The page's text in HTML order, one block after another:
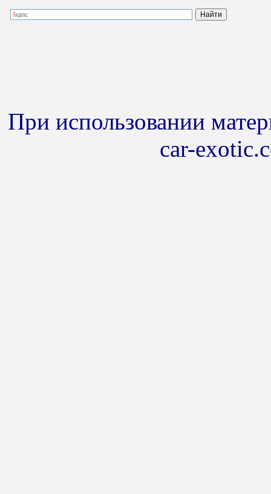
При использовании
car-